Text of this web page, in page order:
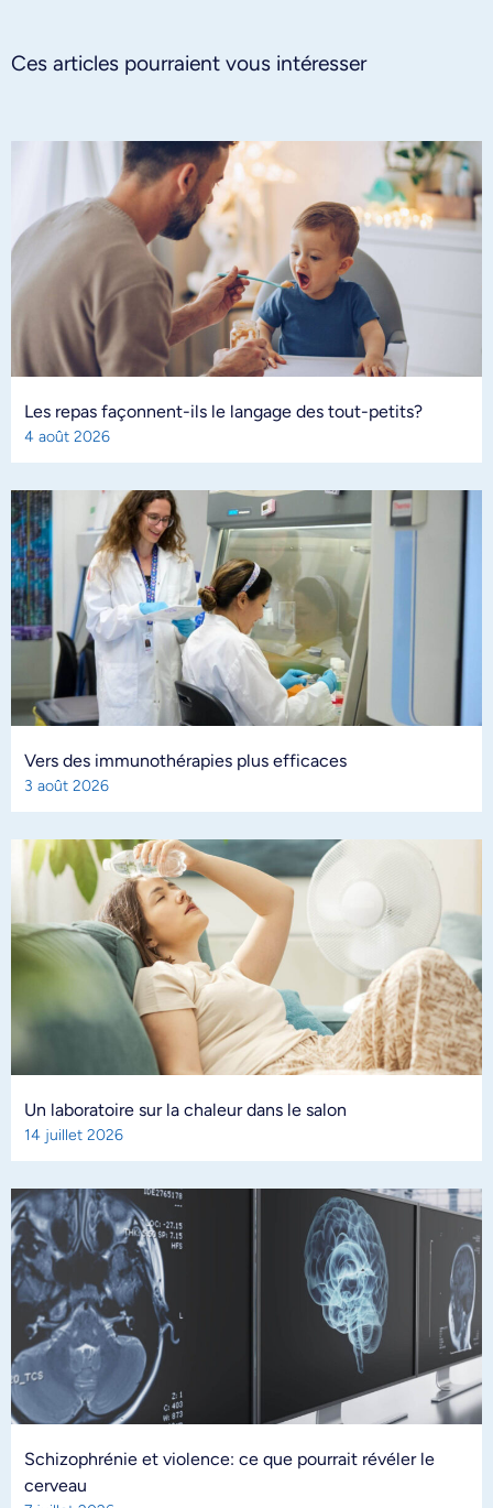
Ces articles pourraient vous intéresser
Les repas façonnent-ils le langage des tout-petits?
4 août 2026
Vers des immunothérapies plus efficaces
3 août 2026
Un laboratoire sur la chaleur dans le salon
14 juillet 2026
Schizophrénie et violence: ce que pourrait révéler le
cerveau